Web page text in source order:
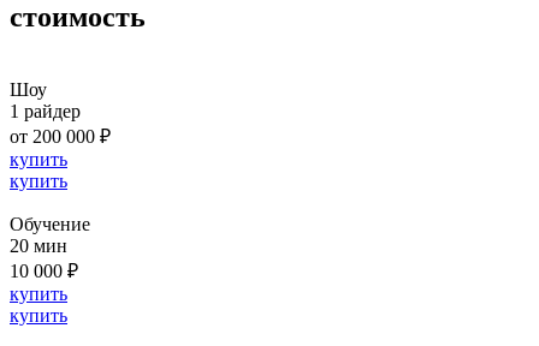
стоимость
Шоу
1 райдер
от 200 000 ₽
купить
купить
Обучение
20 мин
10 000 ₽
купить
купить